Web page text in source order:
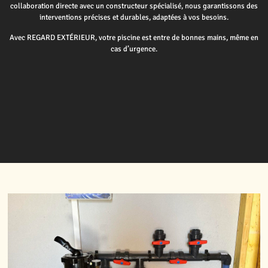
collaboration directe avec un constructeur spécialisé, nous garantissons des
interventions précises et durables, adaptées à vos besoins.
Avec REGARD EXTÉRIEUR, votre piscine est entre de bonnes mains, même en
cas d’urgence.